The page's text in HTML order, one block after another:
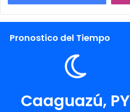
Pronostico del Tiempo
Caaguazú, PY